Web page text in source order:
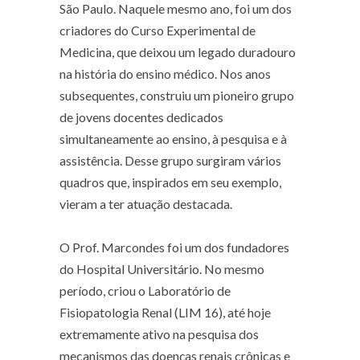
São Paulo. Naquele mesmo ano, foi um dos
criadores do Curso Experimental de
Medicina, que deixou um legado duradouro
na história do ensino médico. Nos anos
subsequentes, construiu um pioneiro grupo
de jovens docentes dedicados
simultaneamente ao ensino, à pesquisa e à
assistência. Desse grupo surgiram vários
quadros que, inspirados em seu exemplo,
vieram a ter atuação destacada.
O Prof. Marcondes foi um dos fundadores
do Hospital Universitário. No mesmo
período, criou o Laboratório de
Fisiopatologia Renal (LIM 16), até hoje
extremamente ativo na pesquisa dos
mecanismos das doenças renais crônicas e